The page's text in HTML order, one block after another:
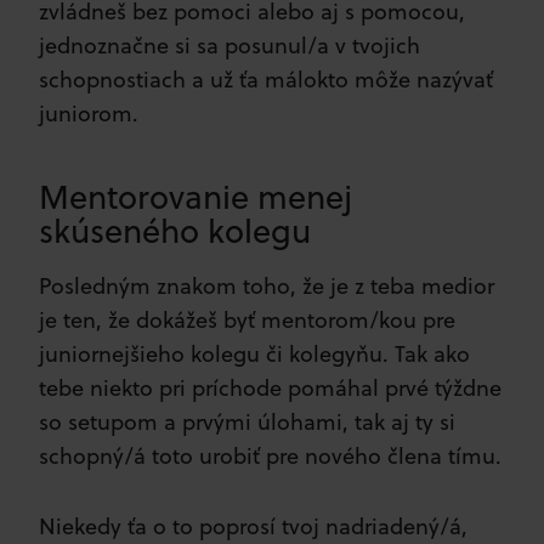
zvládneš bez pomoci alebo aj s pomocou,
jednoznačne si sa posunul/a v tvojich
schopnostiach a už ťa málokto môže nazývať
juniorom.
Mentorovanie menej
skúseného kolegu
Posledným znakom toho, že je z teba medior
je ten, že dokážeš byť mentorom/kou pre
juniornejšieho kolegu či kolegyňu. Tak ako
tebe niekto pri príchode pomáhal prvé týždne
so setupom a prvými úlohami, tak aj ty si
schopný/á toto urobiť pre nového člena tímu.
Niekedy ťa o to poprosí tvoj nadriadený/á,